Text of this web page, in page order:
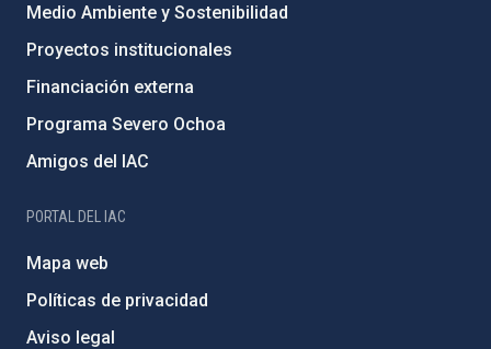
Medio Ambiente y Sostenibilidad
Proyectos institucionales
Financiación externa
Programa Severo Ochoa
Amigos del IAC
PORTAL DEL IAC
Mapa web
Políticas de privacidad
Aviso legal